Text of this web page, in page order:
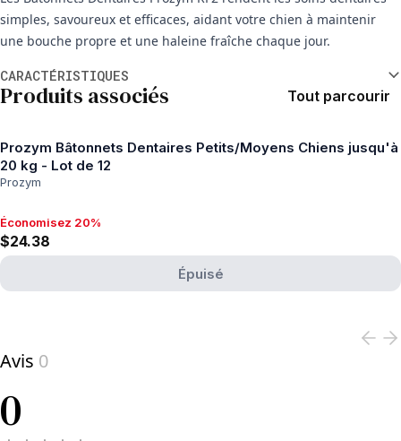
simples, savoureux et efficaces, aidant votre chien à maintenir
une bouche propre et une haleine fraîche chaque jour.
CARACTÉRISTIQUES
Produits associés Tout parcourir
Prozym Bâtonnets Dentaires Petits/Moyens Chiens jusqu'à
20 kg - Lot de 12
Prozym
Économisez 20%, $24.38
Économisez 20%
$24.38
Épuisé
Avis 0
0